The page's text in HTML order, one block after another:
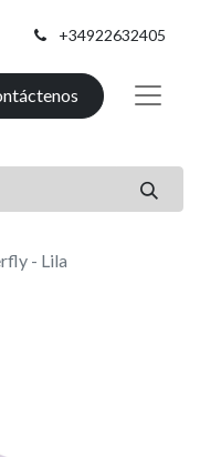
+34922632405
- Lila